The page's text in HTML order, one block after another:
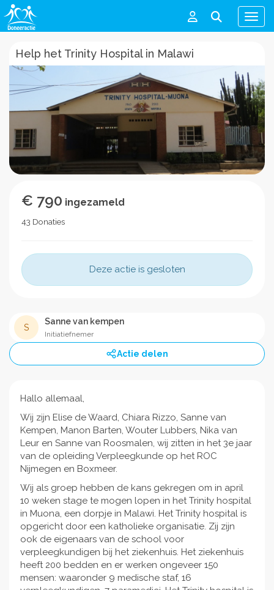
Menu
Help het Trinity Hospital in Malawi
€ 790 ingezameld
43 Donaties
Deze actie is gesloten
S
Sanne van kempen
Initiatiefnemer
Actie delen
Hallo allemaal,
Wij zijn Elise de Waard, Chiara Rizzo, Sanne van
Kempen, Manon Barten, Wouter Lubbers, Nika van
Leur en Sanne van Roosmalen, wij zitten in het 3e jaar
van de opleiding Verpleegkunde op het ROC
Nijmegen en Boxmeer.
Wij als groep hebben de kans gekregen om in april
10 weken stage te mogen lopen in het Trinity hospital
in Muona, een dorpje in Malawi. Het Trinity hospital is
opgericht door een katholieke organisatie. Zij zijn
ook de eigenaars van de school voor
verpleegkundigen bij het ziekenhuis. Het ziekenhuis
heeft 200 bedden en er werken ongeveer 150
mensen: waaronder 9 medische staf, 16